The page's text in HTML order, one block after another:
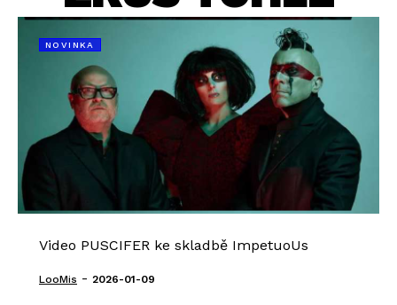
NOVINKA
Video PUSCIFER ke skladbě ImpetuoUs
LooMis - 2026-01-09